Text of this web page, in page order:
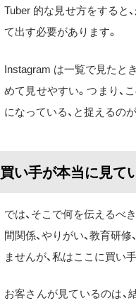
Tuber 的な見せ方をすると
て出す必要があります。
Instagram は一覧で見たと
めて見せやすい。つまり、
になっている、と捉えるの
買い手が本当に見て
では、そこで何を伝えるべ
間関係、やりがい、教育研
ませんが、私はここに買い
お客さんが見ているのは、